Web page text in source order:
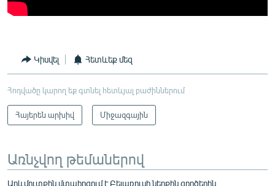
Կիսվել Հետևեք մեզ
Հոդվածը կարող եք գտնել հետևյալ բաժիններում
Հայերեն արխիվ Միջազգային
Առնչվող թեմաներով
Արևմուտքին մտահոգում է Բելառուսի ներքին գործերին